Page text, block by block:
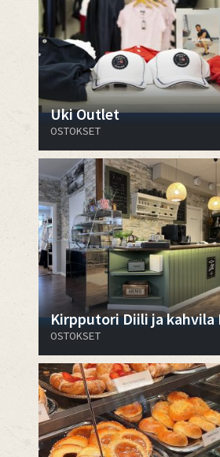
Uki Outlet
OSTOKSET
Kirpputori Diili ja kahvila
OSTOKSET